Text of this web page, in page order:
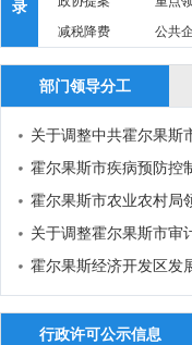
录
减税降费
公共
信息
部门领导分工
关于调整中共霍尔果斯
霍尔果斯市疾病预防控
霍尔果斯市农业农村局
关于调整霍尔果斯市审
霍尔果斯经济开发区发
行政许可公示信息